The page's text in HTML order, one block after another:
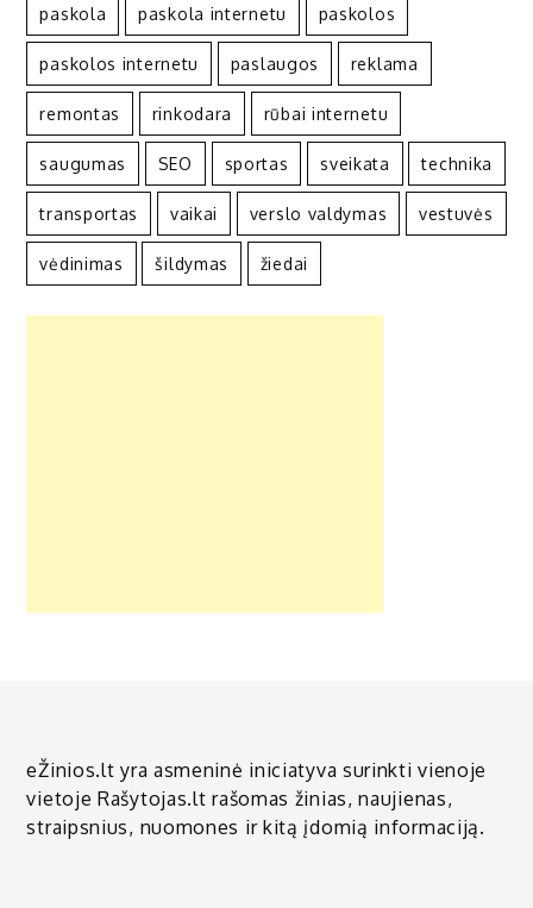
paskola paskola internetu paskolos
paskolos internetu paslaugos reklama
remontas rinkodara rūbai internetu
saugumas SEO sportas sveikata technika
transportas vaikai verslo valdymas vestuvės
vėdinimas šildymas žiedai
eŽinios.lt yra asmeninė iniciatyva surinkti vienoje
vietoje Rašytojas.lt rašomas žinias, naujienas,
straipsnius, nuomones ir kitą įdomią informaciją.